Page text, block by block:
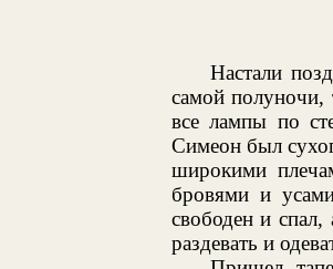
Настали
самой полуночи,
все лампы по
Симеон был
широкими
бровями и
свободен и
раздевать и